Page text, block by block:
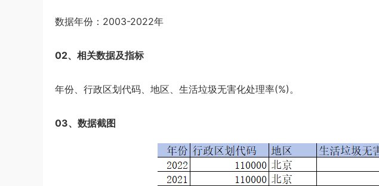
数据年份：2003-2022年
02、相关数据及指标
年份、行政区划代码、地区、生活垃圾无害化处理率(%)。
03、数据截图